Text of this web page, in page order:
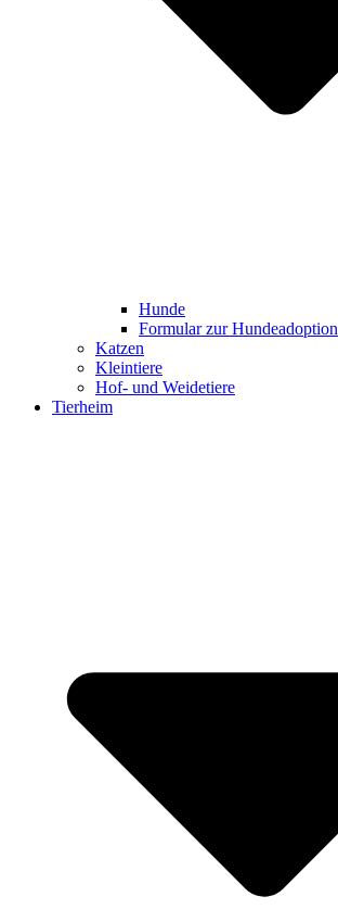
Hunde
Formular zur Hundeadoption
Katzen
Kleintiere
Hof- und Weidetiere
Tierheim